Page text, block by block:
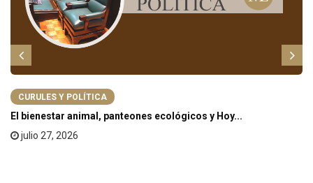
CURULES Y POLÍTICA
El bienestar animal, panteones ecológicos y Hoy...
julio 27, 2026